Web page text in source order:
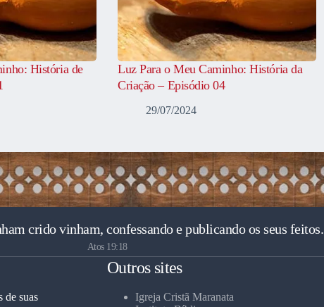
História de
Luz Para o Meu Caminho: História da
Criação – Episódio 04
29/07/2024
crido vinham, confessando e publicando os seus feitos.
Atos 19:18
de suas
Outros sites
Igreja Cristã Maranata